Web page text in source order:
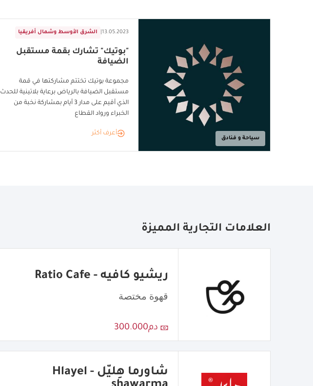
سياحة و فنادق
الشرق الأوسط وشمال أفريقيا 13.05.2023
"بوتيك" تشارك بقمة مستقبل
الضيافة
مجموعة بوتيك تختتم مشاركتها في قمة
مستقبل الضيافة بالرياض برعاية بلاتينية للحدث
الذي أقيم على مدار 3 أيام بمشاركة نخبة من
الخبراء ورواد القطاع
أعرف أكثر
العلامات التجارية المميزة
ريشيو كافيه - Ratio Cafe
قهوة مختصة
دم300.000
شاورما هِليّل - Hlayel